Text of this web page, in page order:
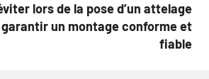
lors de la pose d’un attelage
un montage conforme et
fiable